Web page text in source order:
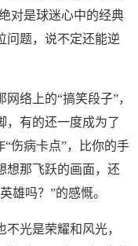
对是球迷心中的经典
问题，说不定还能逆
络上的“搞笑段子”，
有的还一度成为了
伤病卡点”，比你的手
想那飞跃的画面，还
雄吗？”的感慨。
光是荣耀和风光，